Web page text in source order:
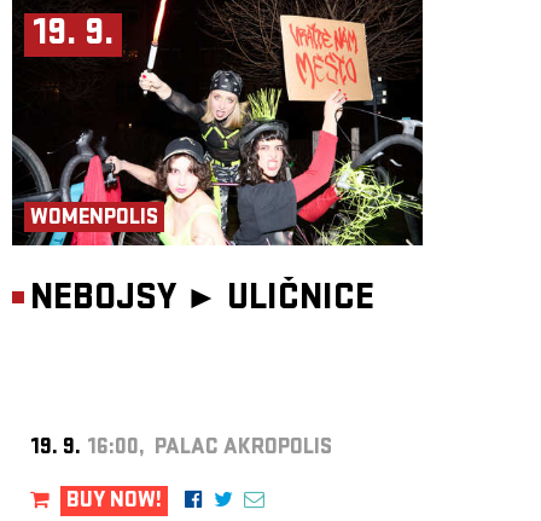
19. 9.
WOMENPOLIS
NEBOJSY ► ULIČNICE
19. 9. 16:00, PALAC AKROPOLIS
BUY NOW!